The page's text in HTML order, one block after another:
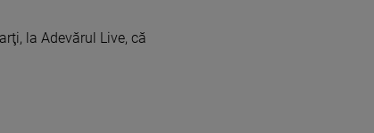
la Adevărul Live, că